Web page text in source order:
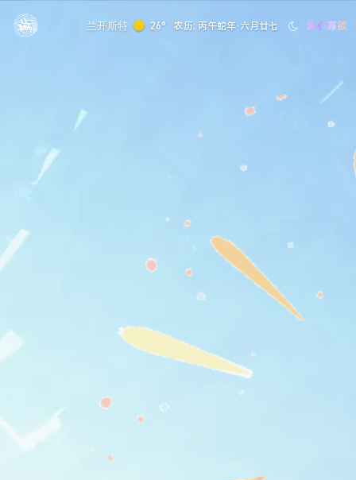
兰开斯特 26° 农历: 丙午蛇年·六月廿七 清心寡欲